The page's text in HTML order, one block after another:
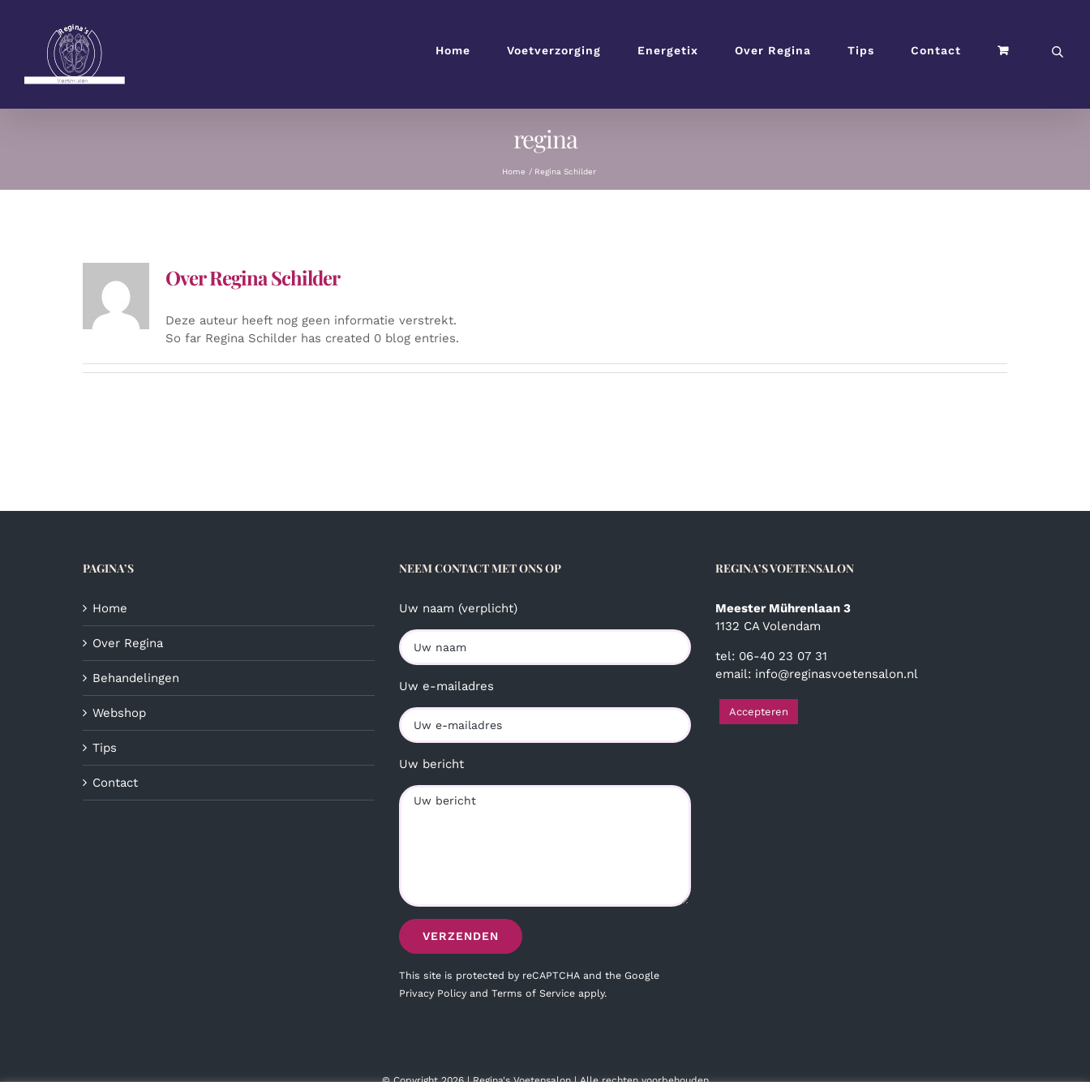
Home Voetverzorging Energetix Over Regina Tips Contact
regina
Home Regina Schilder
OverRegina Schilder
Deze auteur heeft nog geen informatie verstrekt.
So far Regina Schilder has created 0 blog entries.
PAGINA’S
Home
Over Regina
Behandelingen
Webshop
Tips
Contact
NEEM CONTACT MET ONS OP
Uw naam (verplicht)
Uw e-mailadres
Uw bericht
This site is protected by reCAPTCHA and the Google
Privacy Policy and Terms of Service apply.
REGINA’S VOETENSALON
Meester Mührenlaan 3
1132 CA Volendam
tel: 06-40 23 07 31
email: info@reginasvoetensalon.nl
Accepteren
© Copyright2026 | Regina's Voetensalon | Alle rechten voorbehouden